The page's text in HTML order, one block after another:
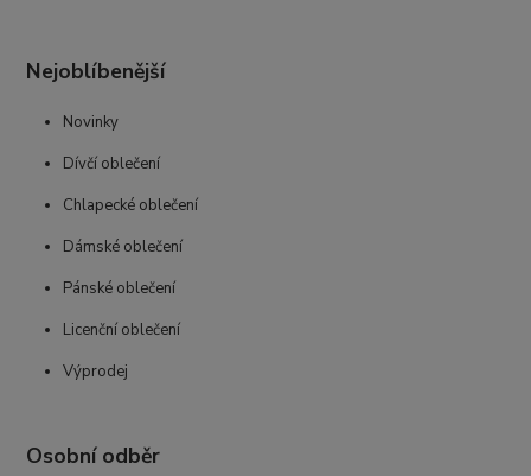
Nejoblíbenější
Novinky
Dívčí oblečení
Chlapecké oblečení
Dámské oblečení
Pánské oblečení
Licenční oblečení
Výprodej
Osobní odběr